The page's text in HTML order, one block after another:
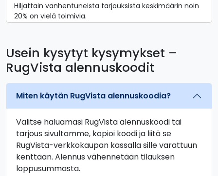
Hiljattain vanhentuneista tarjouksista keskimäärin noin
20% on vielä toimivia.
Usein kysytyt kysymykset –
RugVista alennuskoodit
Miten käytän RugVista alennuskoodia?
Valitse haluamasi RugVista alennuskoodi tai
tarjous sivultamme, kopioi koodi ja liitä se
RugVista-verkkokaupan kassalla sille varattuun
kenttään. Alennus vähennetään tilauksen
loppusummasta.